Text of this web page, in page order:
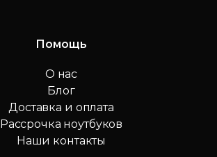
Помощь
О нас
Блог
Доставка и оплата
Рассрочка ноутбуков
Наши контакты